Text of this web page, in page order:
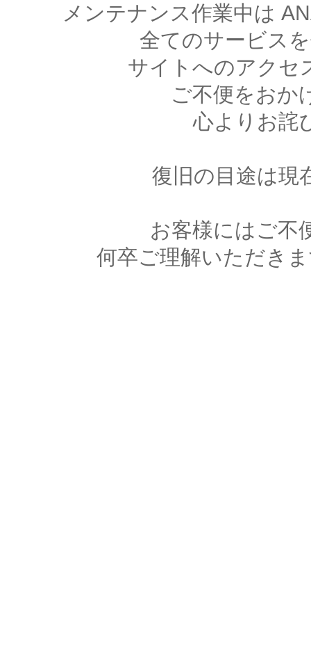
メンテナンス作業中は
全てのサービス
サイトへのアクセ
ご不便をおか
心よりお詫
復旧の目途は現
お客様にはご不
何卒ご理解いただき